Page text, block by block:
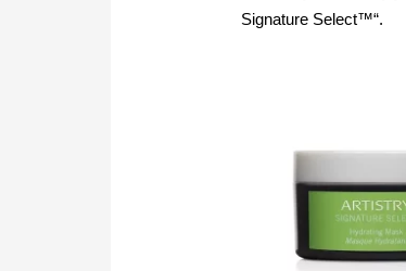
Signature Select™“.